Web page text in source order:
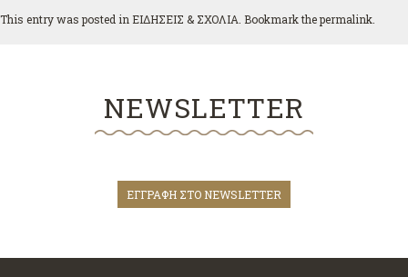
This entry was posted in ΕΙΔΗΣΕΙΣ & ΣΧΟΛΙΑ . Bookmark thepermalink
NEWSLETTER
ΕΓΓΡΑΦΗ ΣΤΟ NEWSLETTER